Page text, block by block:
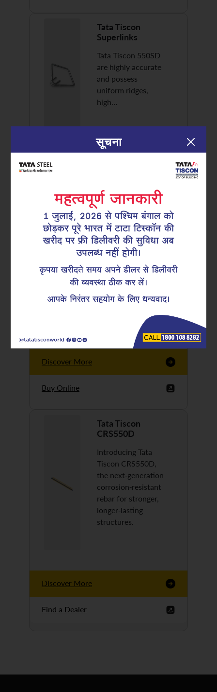
Tata Tiscon
Superlinks
Tata Tiscon 550SD
are highly accurate
and possess
uniform ridges,
high…
Discover More
Tata Tiscon GFX
Ultima
Tata Tiscon 550SD
are highly accurate
and possess
uniform ridges,
high…
Discover More
Buy Online
Tata Tiscon
CRS550D
Introducing Tata
Tiscon CRS550D,
the next-generation
corrosion-resistant
rebar for stronger,
longer-lasting
structures.
Discover More
Find a Dealer
सूचना